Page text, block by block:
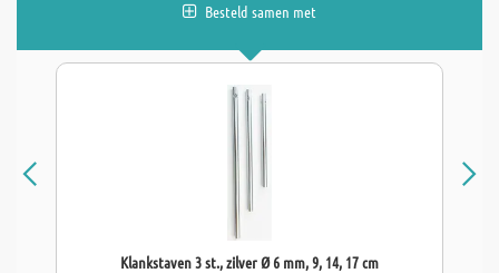
Besteld samen met
Klankstaven 3 st., zilver Ø 6 mm, 9, 14, 17 cm